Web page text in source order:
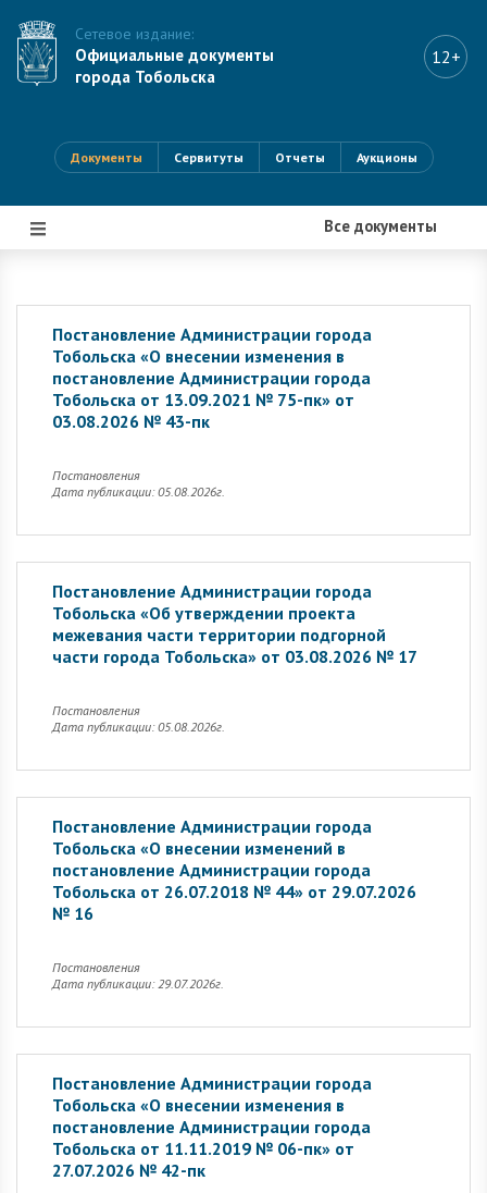
Сетевое издание:
Официальные документы
города Тобольска
12+
Документы Сервитуты Отчеты Аукционы
Все документы
|||
Постановление Администрации города
Тобольска «О внесении изменения в
постановление Администрации города
Тобольска от 13.09.2021 № 75-пк» от
03.08.2026 № 43-пк
Постановления
Дата публикации: 05.08.2026г.
Постановление Администрации города
Тобольска «Об утверждении проекта
межевания части территории подгорной
части города Тобольска» от 03.08.2026 № 17
Постановления
Дата публикации: 05.08.2026г.
Постановление Администрации города
Тобольска «О внесении изменений в
постановление Администрации города
Тобольска от 26.07.2018 № 44» от 29.07.2026
№ 16
Постановления
Дата публикации: 29.07.2026г.
Постановление Администрации города
Тобольска «О внесении изменения в
постановление Администрации города
Тобольска от 11.11.2019 № 06-пк» от
27.07.2026 № 42-пк